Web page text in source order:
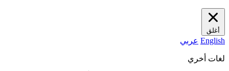
أغلق
English عربي
لغات أخري